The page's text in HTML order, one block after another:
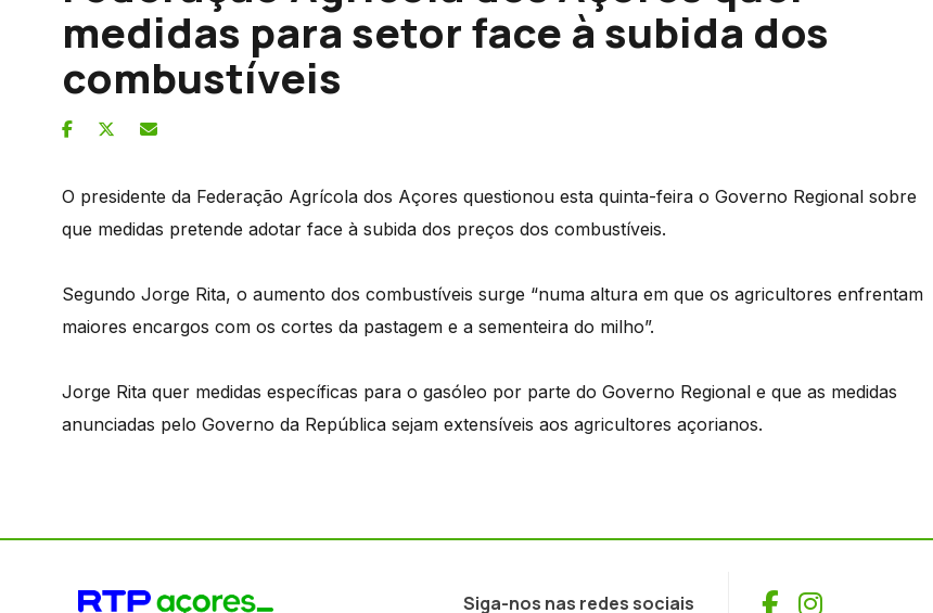
medidas para setor face à subida dos
combustíveis
O presidente da Federação Agrícola dos Açores questionou esta quinta-feira o Governo Regional sobre
que medidas pretende adotar face à subida dos preços dos combustíveis.
Segundo Jorge Rita, o aumento dos combustíveis surge “numa altura em que os agricultores enfrentam
maiores encargos com os cortes da pastagem e a sementeira do milho”.
Jorge Rita quer medidas específicas para o gasóleo por parte do Governo Regional e que as medidas
anunciadas pelo Governo da República sejam extensíveis aos agricultores açorianos.
Siga-nos nas redes sociais Facebook
Instagram